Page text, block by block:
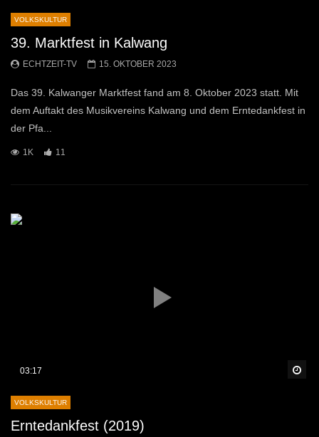
VOLKSKULTUR
39. Marktfest in Kalwang
ECHTZEIT-TV 15. OKTOBER 2023
Das 39. Kalwanger Marktfest fand am 8. Oktober 2023 statt. Mit
dem Auftakt des Musikvereins Kalwang und dem Erntedankfest in
der Pfa...
1K 11
03:17
VOLKSKULTUR
Erntedankfest (2019)